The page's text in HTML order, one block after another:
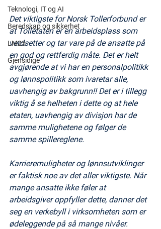
Teknologi, IT og AI
Beredskap og sikkerhet
LM25
Gjensidige
Det viktigste for Norsk Tollerforbund er
at Tolletaten er en arbeidsplass som
verdsetter og tar vare på de ansatte på
en god og rettferdig måte. Det er helt
avgjørende at vi har en personalpolitikk
og lønnspolitikk som ivaretar alle,
uavhengig av bakgrunn!! Det er i tillegg
viktig å se helheten i dette og at hele
etaten, uavhengig av divisjon har de
samme mulighetene og følger de
samme spillereglene.
Karrieremuligheter og lønnsutviklinger
er faktisk noe av det aller viktigste. Når
mange ansatte ikke føler at
arbeidsgiver oppfyller dette, danner det
seg en verkebyll i virksomheten som er
ødeleggende på så mange nivåer.